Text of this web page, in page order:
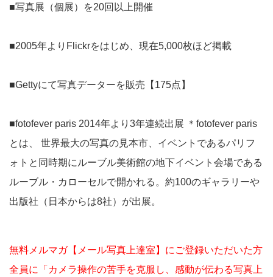
■写真展（個展）を20回以上開催
■2005年よりFlickrをはじめ、現在5,000枚ほど掲載
■Gettyにて写真データーを販売【175点】
■fotofever paris 2014年より3年連続出展 ＊fotofever paris
とは、 世界最大の写真の見本市、イベントであるパリフ
ォトと同時期にルーブル美術館の地下イベント会場である
ルーブル・カローセルで開かれる。約100のギャラリーや
出版社（日本からは8社）が出展。
無料メルマガ【メール写真上達室】にご登録いただいた方
全員に「カメラ操作の苦手を克服し、感動が伝わる写真上